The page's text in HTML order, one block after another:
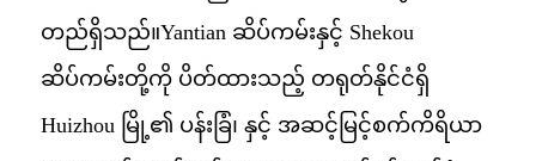
တည်ရှိသည်။Yantian ဆိပ်ကမ်းနှင့် Shekou
ဆိပ်ကမ်းတို့ကို ပိတ်ထားသည့် တရုတ်နိုင်ငံရှိ
Huizhou မြို့၏ ပန်းခြံ၊ နှင့် အဆင့်မြင့်စက်ကိရိယာ